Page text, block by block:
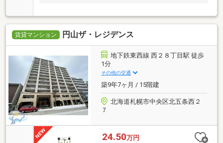
賃貸マンション 円山ザ・レジデンス
地下鉄東西線 西２８丁目駅 徒歩
1分
その他の交通
築9年7ヶ月 / 15階建
北海道札幌市中央区北五条西２
７
24.50万円